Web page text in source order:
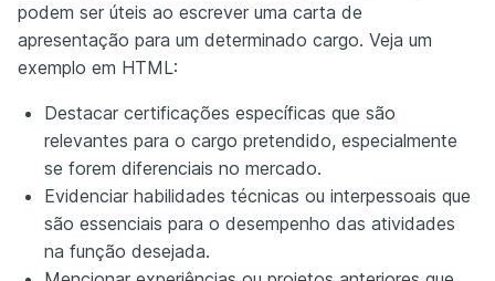
podem ser úteis ao escrever uma carta de
apresentação para um determinado cargo. Veja um
exemplo em HTML:
Destacar certificações específicas que são
relevantes para o cargo pretendido, especialmente
se forem diferenciais no mercado.
Evidenciar habilidades técnicas ou interpessoais que
são essenciais para o desempenho das atividades
na função desejada.